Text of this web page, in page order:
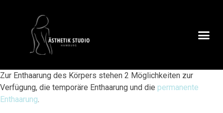
Zur Enthaarung des Körpers stehen 2 Möglichkeiten zur
Verfügung, die temporäre Enthaarung und die permanente
Enthaarung.